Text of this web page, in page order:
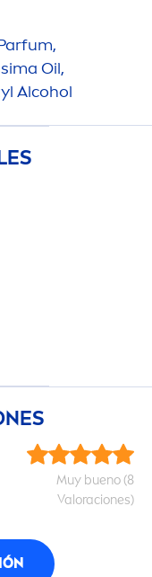
Oil,
Alcohol
Muy bueno (8
Valoraciones)